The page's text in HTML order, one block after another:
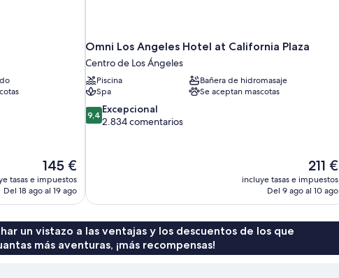
El
precio
actual
145 €
145 €
tasas e impuestos
Del 18 ago al 19 ago
Omni Los Angeles Hotel at California Plaza
Centro de Los Ángeles
Piscina
Bañera de hidromasaje
Spa
Se aceptan mascotas
9.4
sobre
9,4 Excepcional
2.834 comentarios
El
precio
actual
211 €
211 €
incluye tasas e impuestos
Del 9 ago al 10 ago
un vistazo a las ventajas y los descuentos de los que
más aventuras, ¡más recompensas!